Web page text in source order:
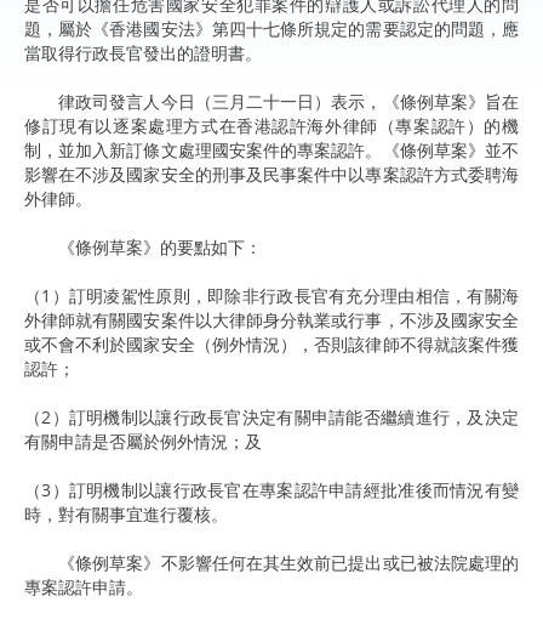
題，屬於《香港國安法》第四十七條所規定的需要認定的問題，應
當取得行政長官發出的證明書。
律政司發言人今日（三月二十一日）表示，《條例草案》旨在
修訂現有以逐案處理方式在香港認許海外律師（專案認許）的機
制，並加入新訂條文處理國安案件的專案認許。《條例草案》並不
影響在不涉及國家安全的刑事及民事案件中以專案認許方式委聘海
外律師。
《條例草案》的要點如下：
（1）訂明凌駕性原則，即除非行政長官有充分理由相信，有關海
外律師就有關國安案件以大律師身分執業或行事，不涉及國家安全
或不會不利於國家安全（例外情況），否則該律師不得就該案件獲
認許；
（2）訂明機制以讓行政長官決定有關申請能否繼續進行，及決定
有關申請是否屬於例外情況；及
（3）訂明機制以讓行政長官在專案認許申請經批准後而情況有變
時，對有關事宜進行覆核。
《條例草案》不影響任何在其生效前已提出或已被法院處理的
專案認許申請。